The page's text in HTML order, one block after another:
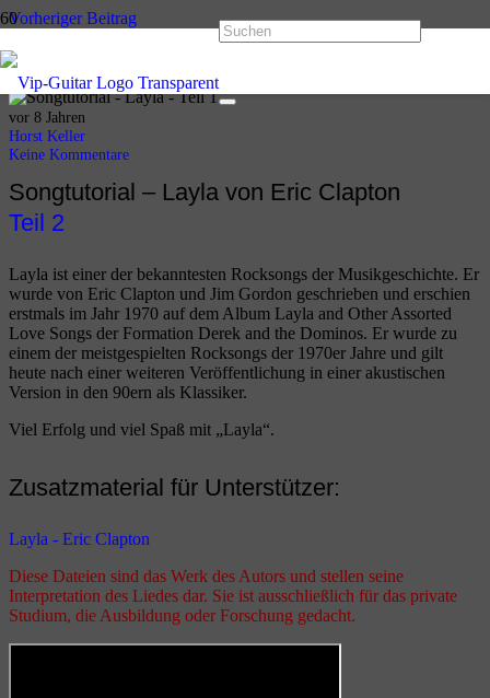
Vorheriger Beitrag
Nächster Beitrag
Wonderful Tonight Teil 1 – Eric Clapton
vor 8 Jahren
Horst Keller
Keine Kommentare
Songtutorial – Layla von Eric Clapton
Teil 2
Layla ist einer der bekanntesten Rocksongs der Musikgeschichte. Er
wurde von Eric Clapton und Jim Gordon geschrieben und erschien
erstmals im Jahr 1970 auf dem Album Layla and Other Assorted
Love Songs der Formation Derek and the Dominos. Er wurde zu
einem der meistgespielten Rocksongs der 1970er Jahre und gilt
heute nach einer weiteren Veröffentlichung in einer akustischen
Version in den 90ern als Klassiker.
Viel Erfolg und viel Spaß mit „Layla“.
Zusatzmaterial für Unterstützer:
Layla - Eric Clapton
Diese Dateien sind das Werk des Autors und stellen seine
Interpretation des Liedes dar. Sie ist ausschließlich für das private
Studium, die Ausbildung oder Forschung gedacht.